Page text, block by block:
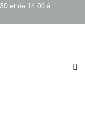
et de 14:00 à